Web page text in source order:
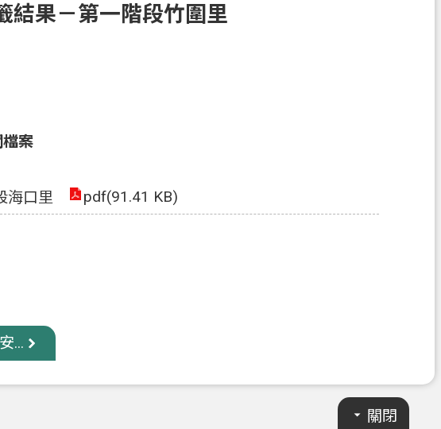
結果－第一階段竹圍里
案
海口里
pdf(91.41 KB)
...
關閉